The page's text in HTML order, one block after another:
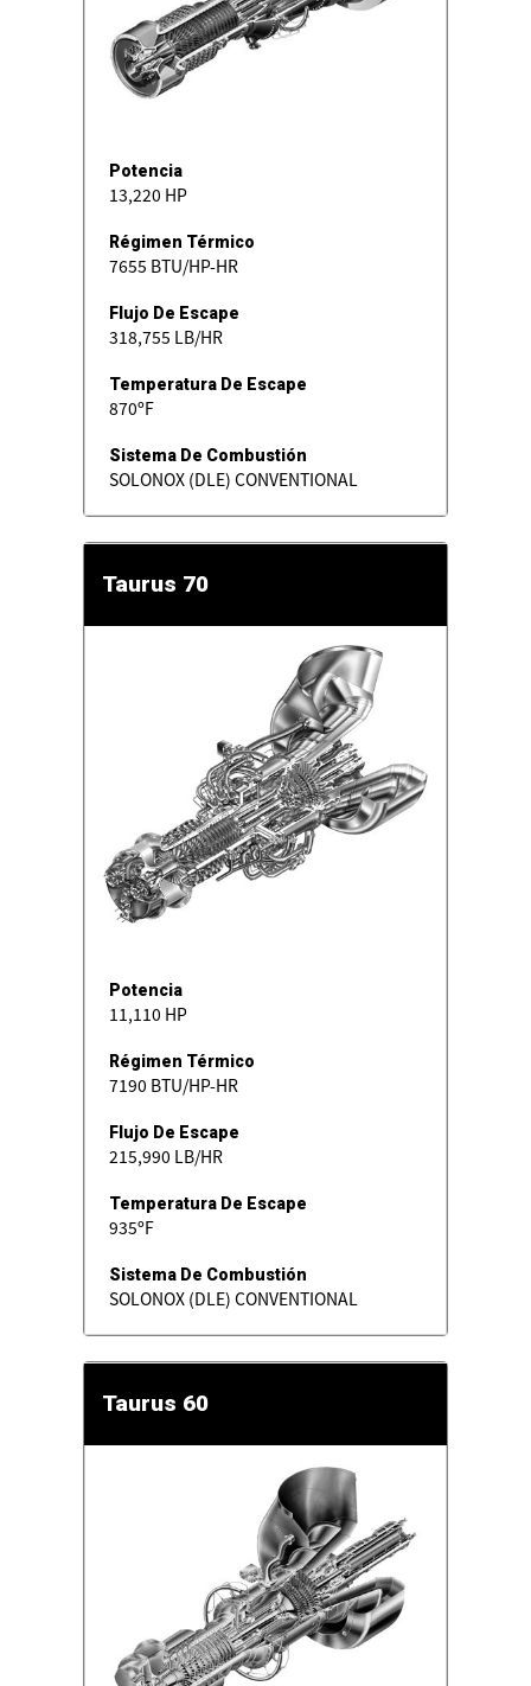
Potencia
13,220 HP
Régimen Térmico
7655 BTU/HP-HR
Flujo De Escape
318,755 LB/HR
Temperatura De Escape
870ºF
Sistema De Combustión
SOLONOX (DLE) CONVENTIONAL
Taurus 70
Potencia
11,110 HP
Régimen Térmico
7190 BTU/HP-HR
Flujo De Escape
215,990 LB/HR
Temperatura De Escape
935ºF
Sistema De Combustión
SOLONOX (DLE) CONVENTIONAL
Taurus 60